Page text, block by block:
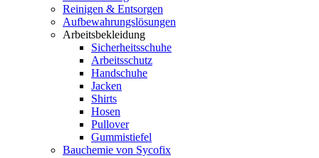
Reinigen & Entsorgen
Aufbewahrungslösungen
Arbeitsbekleidung
Sicherheitsschuhe
Arbeitsschutz
Handschuhe
Jacken
Shirts
Hosen
Pullover
Gummistiefel
Bauchemie von Sycofix